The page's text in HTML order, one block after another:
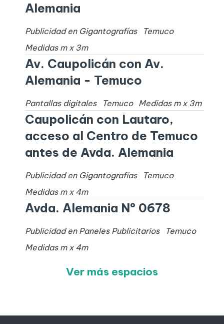
Alemania
Publicidad en Gigantografías
Temuco
Medidas m x 3m
Av. Caupolicán con Av.
Alemania - Temuco
Pantallas digitales Temuco Medidas m x 3m
Caupolicán con Lautaro,
acceso al Centro de Temuco
antes de Avda. Alemania
Publicidad en Gigantografías
Temuco
Medidas m x 4m
Avda. Alemania Nº 0678
Publicidad en Paneles Publicitarios
Temuco
Medidas m x 4m
Ver más espacios